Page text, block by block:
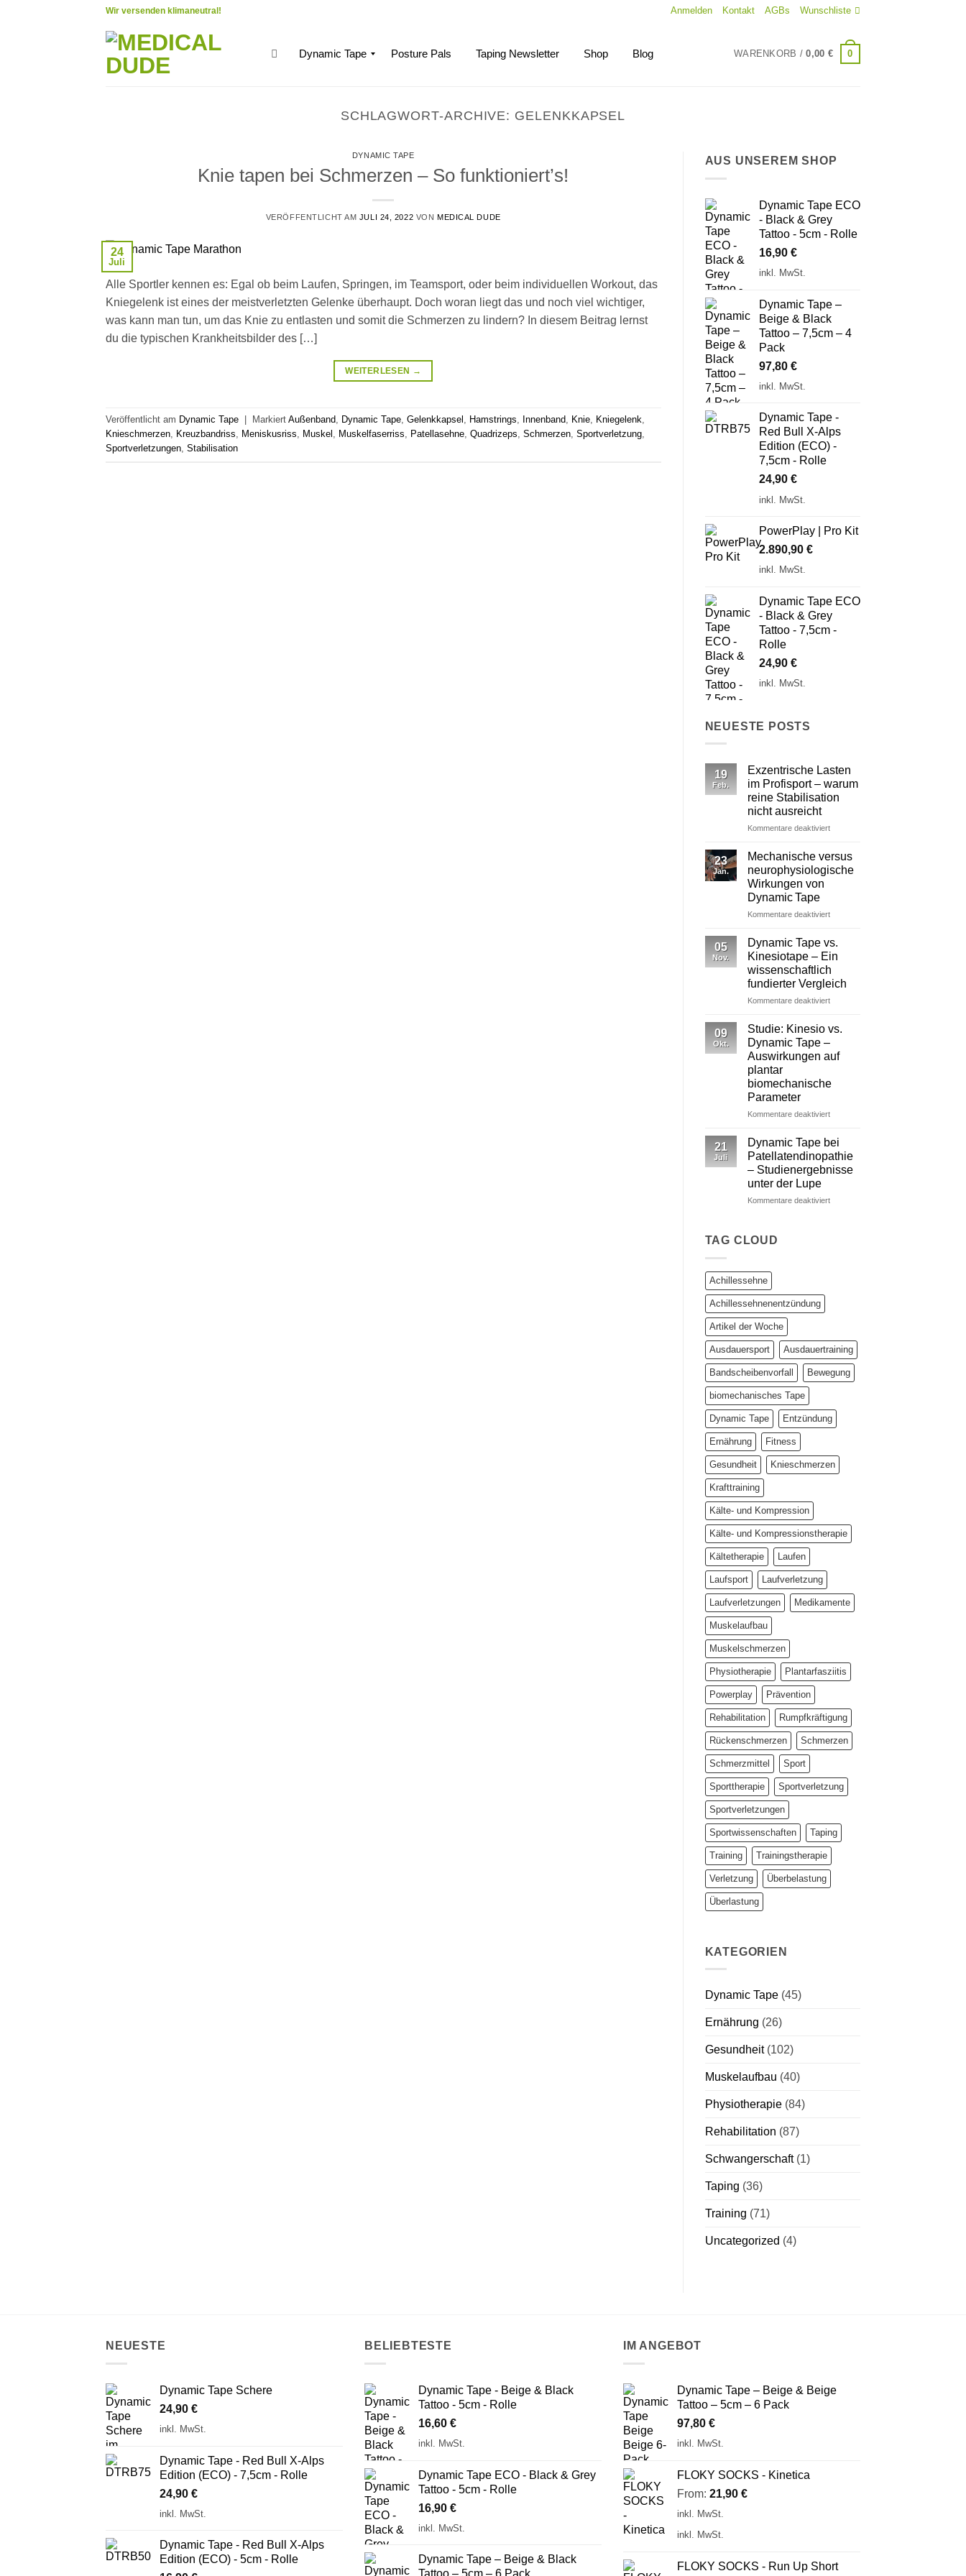
Wir versenden klimaneutral! Anmelden Kontakt AGBs Wunschliste
Dynamic Tape Posture Pals Taping Newsletter Shop Blog WARENKORB /0,00 € 0
SCHLAGWORT-ARCHIVE: GELENKKAPSEL
DYNAMIC TAPE
Knie tapen bei Schmerzen – So funktioniert’s!
VERÖFFENTLICHT AM JULI 24, 2022 VON MEDICAL DUDE
24
Juli
Alle Sportler kennen es: Egal ob beim Laufen, Springen, im Teamsport, oder beim individuellen Workout, das
Kniegelenk ist eines der meistverletzten Gelenke überhaupt. Doch woran liegt das und noch viel wichtiger,
was kann man tun, um das Knie zu entlasten und somit die Schmerzen zu lindern? In diesem Beitrag lernst
du die typischen Krankheitsbilder des […]
WEITERLESEN →
Veröffentlicht am Dynamic Tape Markiert Außenband, Dynamic Tape, Gelenkkapsel , Hamstrings, Innenband, Knie, Kniegelenk,
Knieschmerzen, Kreuzbandriss, Meniskusriss, Muskel , Muskelfaserriss, Patellasehne, Quadrizeps, Schmerzen, Sportverletzung,
Sportverletzungen, Stabilisation
AUS UNSEREM SHOP
Dynamic Tape ECO
- Black & Grey
Tattoo - 5cm - Rolle
16,90 €
inkl. MwSt.
Dynamic Tape –
Beige & Black
Tattoo – 7,5cm – 4
Pack
97,80 €
inkl. MwSt.
Dynamic Tape -
Red Bull X-Alps
Edition (ECO) -
7,5cm - Rolle
24,90 €
inkl. MwSt.
PowerPlay | Pro Kit
2.890,90 €
inkl. MwSt.
Dynamic Tape ECO
- Black & Grey
Tattoo - 7,5cm -
Rolle
24,90 €
inkl. MwSt.
NEUESTE POSTS
19
Feb.
Exzentrische Lasten
im Profisport – warum
reine Stabilisation
nicht ausreicht
Kommentare deaktiviertfür
Profisport
reine
ausreicht
23
Jan.
Mechanische versus
neurophysiologische
Wirkungen von
Dynamic Tape
Kommentare deaktiviertfür
neurophysiologische
Wirkungen
von
Dynamic Tape
05
Nov.
Dynamic Tape vs.
Kinesiotape – Ein
wissenschaftlich
fundierter Vergleich
Kommentare deaktiviertfür
–
wissenschaftlich
09
Okt.
Studie: Kinesio vs.
Dynamic Tape –
Auswirkungen auf
plantar
biomechanische
Parameter
Kommentare deaktiviertfür
Kinesio
vs.
Dynamic
Tape
Auswirkungen
21
Juli
Dynamic Tape bei
Patellatendinopathie
– Studienergebnisse
unter der Lupe
Kommentare deaktiviertfür
TAG CLOUD
Achillessehne
Achillessehnenentzündung
Artikel der Woche
Ausdauersport Ausdauertraining
Bandscheibenvorfall Bewegung
biomechanisches Tape
Dynamic Tape Entzündung
Ernährung Fitness
Gesundheit Knieschmerzen
Krafttraining
Kälte- und Kompression
Kälte- und Kompressionstherapie
Kältetherapie Laufen
Laufsport Laufverletzung
Laufverletzungen Medikamente
Muskelaufbau
Muskelschmerzen
Physiotherapie Plantarfasziitis
Powerplay Prävention
Rehabilitation Rumpfkräftigung
Rückenschmerzen Schmerzen
Schmerzmittel Sport
Sporttherapie Sportverletzung
Sportverletzungen
Sportwissenschaften Taping
Training Trainingstherapie
Verletzung Überbelastung
Überlastung
KATEGORIEN
Dynamic Tape(45)
Ernährung (26)
Gesundheit(102)
Muskelaufbau (40)
Physiotherapie(84)
Rehabilitation (87)
Schwangerschaft(1)
Taping (36)
Training (71)
Uncategorized (4)
NEUESTE
Dynamic Tape Schere
24,90 €
inkl. MwSt.
Dynamic Tape - Red Bull X-Alps
Edition (ECO) - 7,5cm - Rolle
24,90 €
inkl. MwSt.
Dynamic Tape - Red Bull X-Alps
Edition (ECO) - 5cm - Rolle
BELIEBTESTE
Dynamic Tape - Beige & Black
Tattoo - 5cm - Rolle
16,60 €
inkl. MwSt.
Dynamic Tape ECO - Black & Grey
Tattoo - 5cm - Rolle
16,90 €
inkl. MwSt.
Dynamic Tape – Beige & Black
IM ANGEBOT
Dynamic Tape – Beige & Beige
Tattoo – 5cm – 6 Pack
97,80 €
inkl. MwSt.
FLOKY SOCKS - Kinetica
From: 21,90 €
inkl. MwSt.
inkl. MwSt.
FLOKY SOCKS - Run Up Short